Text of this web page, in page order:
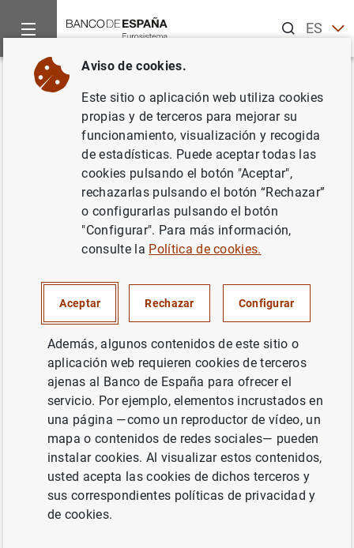
ESEN
Inicio Noticias y eventos
Volver
La capacidad de financiación de
la economía española fue de
1,2 mm en septiembre, 0,8 mm
inferior a la del mismo mes de
2017, según el avance mensual
SITUACIÓN ECONÓMICA
ESPAÑA
La capacidad de financiación de la
economía española fue de 1,2 mm en
septiembre, 0,8 mm inferior a la del mismo
mes de 2017, según el avance mensual
(256
KB
Aviso de cookies.
Este sitio o aplicación web utiliza cookies
propias y de terceros para mejorar su
funcionamiento, visualización y recogida
de estadísticas. Puede aceptar todas las
cookies pulsando el botón "Aceptar",
rechazarlas pulsando el botón “Rechazar”
o configurarlas pulsando el botón
"Configurar". Para más información,
consulte la Política de cookies.
Aceptar Rechazar Configurar
Además, algunos contenidos de este sitio o
aplicación web requieren cookies de terceros
ajenas al Banco de España para ofrecer el
servicio. Por ejemplo, elementos incrustados en
una página —como un reproductor de vídeo, un
mapa o contenidos de redes sociales— pueden
instalar cookies. Al visualizar estos contenidos,
usted acepta las cookies de dichos terceros y
sus correspondientes políticas de privacidad y
de cookies.